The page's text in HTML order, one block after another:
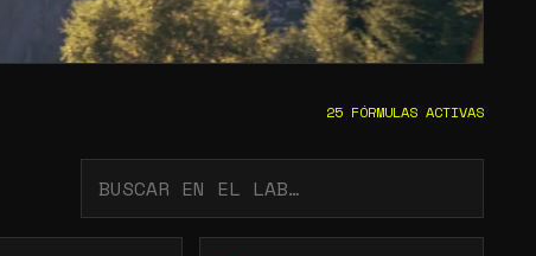
25 FÓRMULAS ACTIVAS